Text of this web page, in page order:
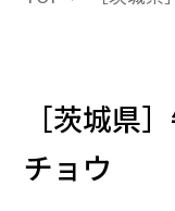
［茨城県
チョウ